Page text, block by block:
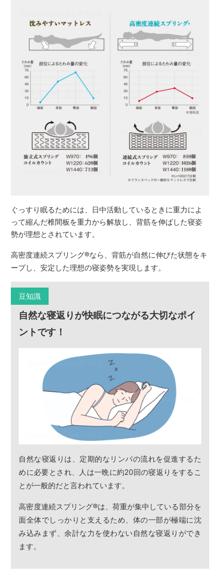
ぐっすり眠るためには、日中活動しているときに重力によ
って縮んだ椎間板を重力から解放し、背筋を伸ばした寝姿
勢が理想とされています。
高密度連続スプリング®なら、背筋が自然に伸びた状態をキ
ープし、安定した理想の寝姿勢を実現します。
豆知識
自然な寝返りが快眠につながる大切なポイ
ントです！
自然な寝返りは、定期的なリンパの流れを促進するた
めに必要とされ、人は一晩に約20回の寝返りをするこ
とが一般的だと言われています。
高密度連続スプリング®は、荷重が集中している部分を
面全体でしっかりと支えるため、体の一部が極端に沈
み込みまず、余計な力を使わない自然な寝返りができ
ます。